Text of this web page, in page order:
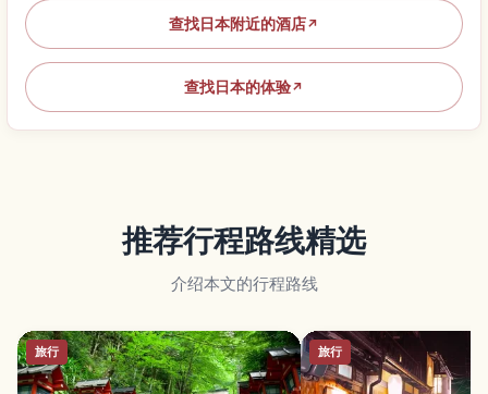
查找日本附近的酒店↗
查找日本的体验↗
推荐行程路线精选
介绍本文的行程路线
旅行 旅行